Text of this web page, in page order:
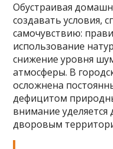
Обустраивая
создавать условия,
самочувствию:
использование
снижение уровня
атмосферы. В
осложнена
дефицитом
внимание уделяется
дворовым